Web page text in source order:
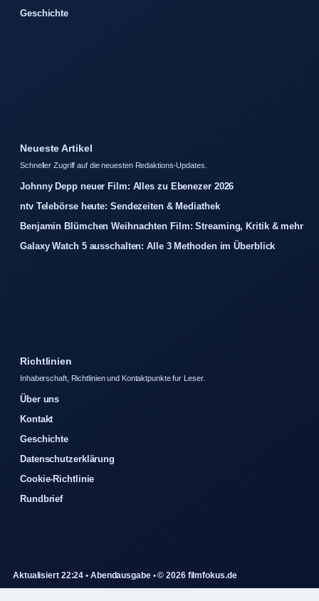
Geschichte
Neueste Artikel
Schneller Zugriff auf die neuesten Redaktions-Updates.
Johnny Depp neuer Film: Alles zu Ebenezer 2026
ntv Telebörse heute: Sendezeiten & Mediathek
Benjamin Blümchen Weihnachten Film: Streaming, Kritik & mehr
Galaxy Watch 5 ausschalten: Alle 3 Methoden im Überblick
Richtlinien
Inhaberschaft, Richtlinien und Kontaktpunkte fur Leser.
Über uns
Kontakt
Geschichte
Datenschutzerklärung
Cookie-Richtlinie
Rundbrief
Aktualisiert 22:24 • Abendausgabe • © 2026 filmfokus.de